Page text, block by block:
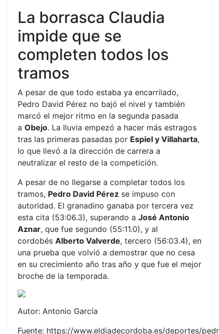
La borrasca Claudia
impide que se
completen todos los
tramos
A pesar de que todo estaba ya encarrilado,
Pedro David Pérez no bajó el nivel y también
marcó el mejor ritmo en la segunda pasada
a Obejo. La lluvia empezó a hacer más estragos
tras las primeras pasadas por Espiel y Villaharta,
lo que llevó a la dirección de carrera a
neutralizar el resto de la competición.
A pesar de no llegarse a completar todos los
tramos, Pedro David Pérez se impuso con
autoridad. El granadino ganaba por tercera vez
esta cita (53:06.3), superando a José Antonio
Aznar, que fue segundo (55:11.0), y al
cordobés Alberto Valverde, tercero (56:03.4), en
una prueba que volvió a demostrar que no cesa
en su crecimiento año tras año y que fue el mejor
broche de la temporada.
Autor: Antonio García
Fuente: https://www.eldiadecordoba.es/deportes/